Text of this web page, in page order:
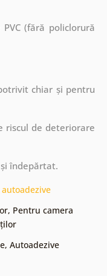
(fără policlorură
chiar și pentru
riscul de deteriorare
îndepărtat.
, Pentru camera
, Autoadezive